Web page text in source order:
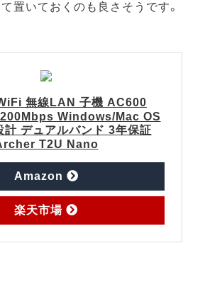
置いておくのも良さそうです。
無線LAN 子機 AC600
Windows/Mac OS
計 デュアルバンド 3年保証
T2U Nano
Amazon で
探
す
楽天市場で
探
す